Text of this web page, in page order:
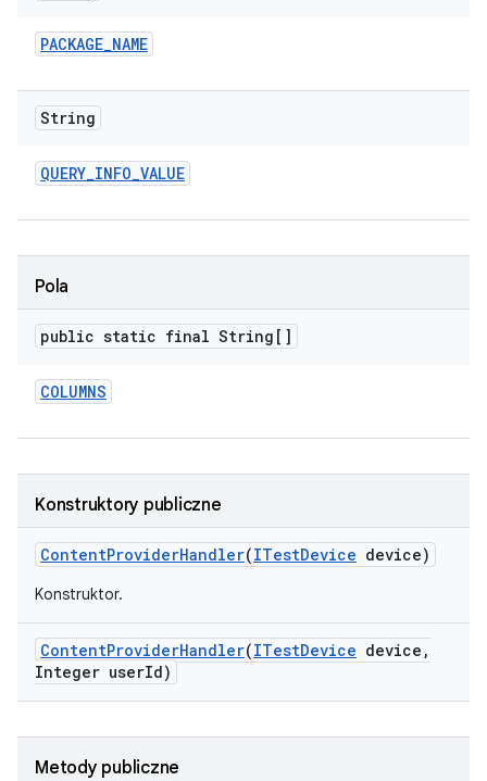
PACKAGE_NAME
String
QUERY_INFO_VALUE
Pola
public static final String[]
COLUMNS
Konstruktory publiczne
ContentProviderHandler(ITestDevice device)
Konstruktor.
ContentProviderHandler(ITestDevice device ,
Integer userId)
Metody publiczne